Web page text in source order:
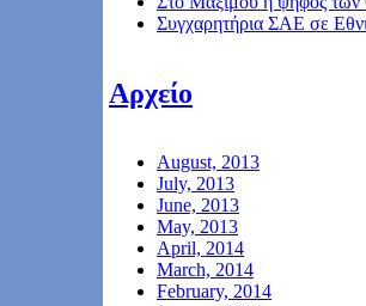
Συγχαρητήρια ΣΑΕ σε
Αρχείο
August, 2013
July, 2013
June, 2013
May, 2013
April, 2014
March, 2014
February, 2014